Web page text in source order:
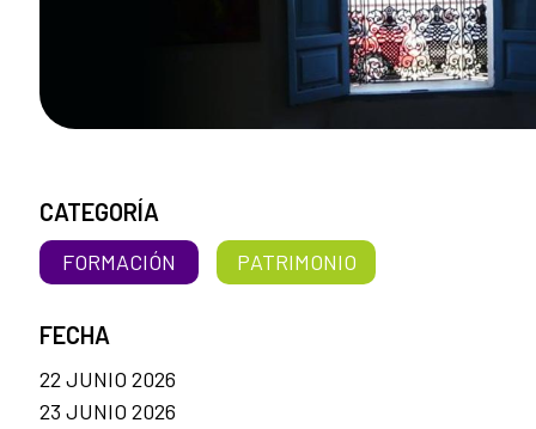
CATEGORÍA
FORMACIÓN PATRIMONIO
FECHA
22 JUNIO 2026
23 JUNIO 2026